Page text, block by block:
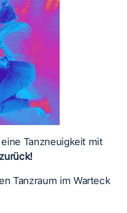
Tanzneuigkeit mit
Tanzraum im Warteck